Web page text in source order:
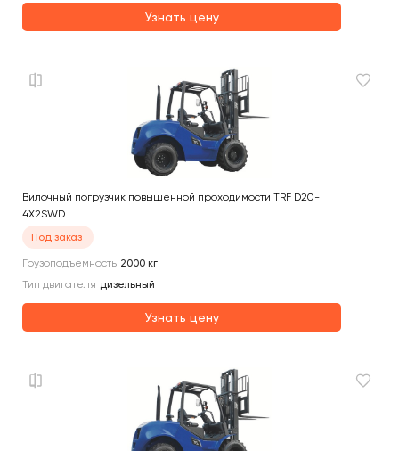
Узнать цену
Вилочный погрузчик повышенной проходимости TRF D20-
4X2SWD
Под заказ
Грузоподъемность 2000 кг
Тип двигателя дизельный
Узнать цену